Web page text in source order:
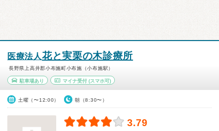
医療法人花と実栗の木診療所
長野県上高井郡小布施町小布施（小布施駅）
駐車場あり マイナ受付(スマホ可)
土曜（〜12:00） 朝（8:30〜）
3.79